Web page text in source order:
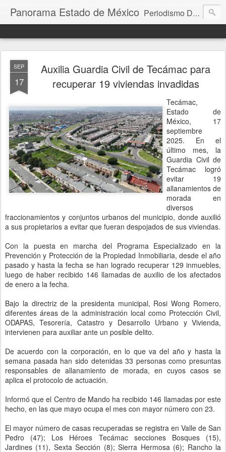
Panorama Estado de México Periodismo Digital
SEP
17
Auxilia Guardia Civil de Tecámac para
recuperar 19 viviendas invadidas
Tecámac,
Estado de
México, 17
septiembre
2025. En el
último mes, la
Guardia Civil de
Tecámac logró
evitar 19
allanamientos de
morada en
diversos
fraccionamientos y conjuntos urbanos del municipio, donde auxilió
a sus propietarios a evitar que fueran despojados de sus viviendas.
Con la puesta en marcha del Programa Especializado en la
Prevención y Protección de la Propiedad Inmobiliaria, desde el año
pasado y hasta la fecha se han logrado recuperar 129 inmuebles,
luego de haber recibido 146 llamadas de auxilio de los afectados
de enero a la fecha.
Bajo la directriz de la presidenta municipal, Rosi Wong Romero,
diferentes áreas de la administración local como Protección Civil,
ODAPAS, Tesorería, Catastro y Desarrollo Urbano y Vivienda,
intervienen para auxiliar ante un posible delito.
De acuerdo con la corporación, en lo que va del año y hasta la
semana pasada han sido detenidas 33 personas como presuntas
responsables de allanamiento de morada, en cuyos casos se
aplica el protocolo de actuación.
Informó que el Centro de Mando ha recibido 146 llamadas por este
hecho, en las que mayo ocupa el mes con mayor número con 23.
El mayor número de casas recuperadas se registra en Valle de San
Pedro (47); Los Héroes Tecámac secciones Bosques (15),
Jardines (11), Sexta Sección (8); Sierra Hermosa (6); Rancho la